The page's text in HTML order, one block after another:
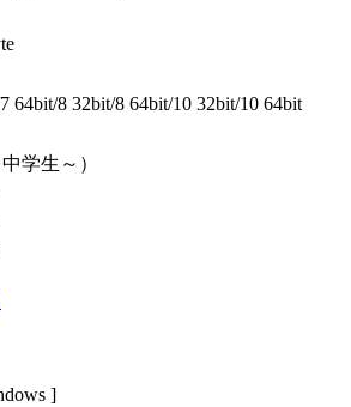
64bit/8 32bit/8 64bit/10 32bit/10 64bit
学生～）
]